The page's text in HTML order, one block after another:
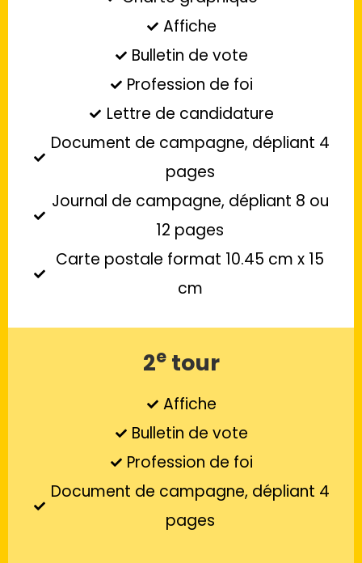
Affiche
Bulletin de vote
Profession de foi
Lettre de candidature
Document de campagne, dépliant 4
pages
Journal de campagne, dépliant 8 ou
12 pages
Carte postale format 10.45 cm x 15
cm
2etour
Affiche
Bulletin de vote
Profession de foi
Document de campagne, dépliant 4
pages